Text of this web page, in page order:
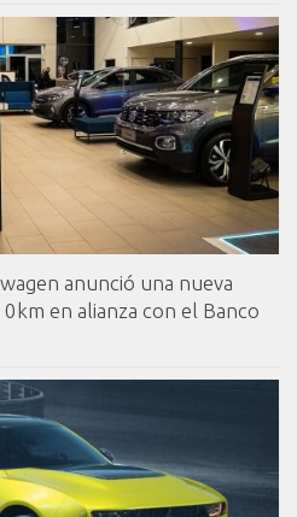
anunció una nueva
en alianza con el Banco